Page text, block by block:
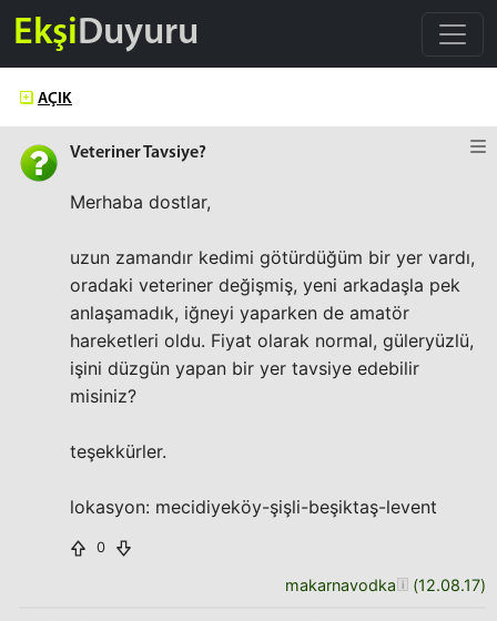
EkşiDuyuru
AÇIK
Veteriner Tavsiye?
Merhaba dostlar,
uzun zamandır kedimi götürdüğüm bir yer vardı,
oradaki veteriner değişmiş, yeni arkadaşla pek
anlaşamadık, iğneyi yaparken de amatör
hareketleri oldu. Fiyat olarak normal, güleryüzlü,
işini düzgün yapan bir yer tavsiye edebilir
misiniz?
teşekkürler.
lokasyon: mecidiyeköy-şişli-beşiktaş-levent
0
makarnavodka (12.08.17)